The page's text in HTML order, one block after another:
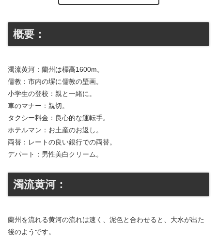
概要：
濁流黄河：蘭州は標高1600m。
儒教：市内の塀に儒教の壁画。
小学生の登校：親と一緒に。
車のマナー：親切。
タクシー料金：良心的な運転手。
ホテルマン：お土産のお返し。
両替：レートの良い銀行での両替。
デパート：男性美白クリーム。
濁流黄河：
蘭州を流れる黄河の流れは速く、泥色と合わせると、大水が出た
後のようです。